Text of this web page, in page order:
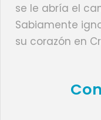
se le abría el
Sabiamente
su corazón en